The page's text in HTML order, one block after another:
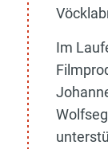
Im